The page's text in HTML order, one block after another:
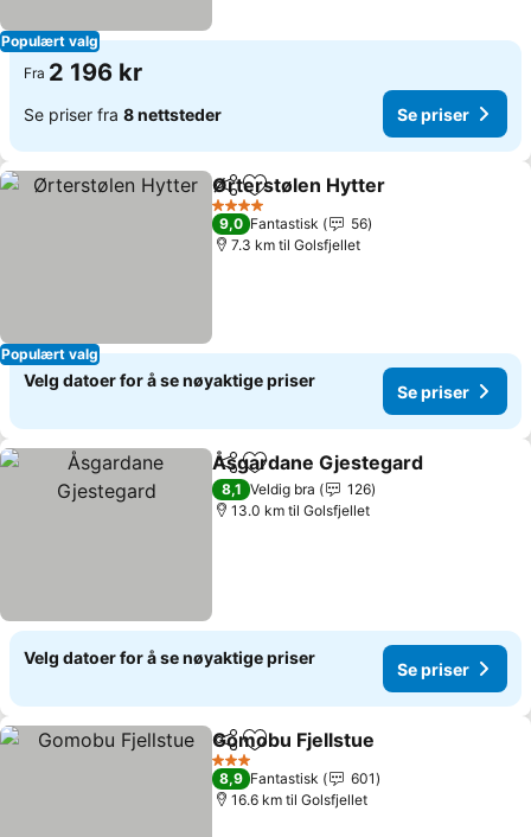
Populært valg
Fra 2 196 kr
Se priser fra 8 nettsteder Se priser
Populært valg
Del Legg til i favoritter
Ørterstølen Hytter
4 Stjerner
9,0 Fantastisk
56
7.3 km til Golsfjellet
Velg datoer for å se nøyaktige priser
Se priser
Del Legg til i favoritter
Åsgardane Gjestegard
8,1 Veldig bra
126
13.0 km til Golsfjellet
Velg datoer for å se nøyaktige priser
Se priser
Del Legg til i favoritter
Gomobu Fjellstue
3 Stjerner
8,9 Fantastisk
601
16.6 km til Golsfjellet